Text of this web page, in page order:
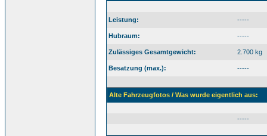
Leistung: -----
Hubraum: -----
Zulässiges Gesamtgewicht: 2.700 kg
Besatzung (max.): -----
Alte Fahrzeugfotos / Was wurde eigentlich aus:
-----